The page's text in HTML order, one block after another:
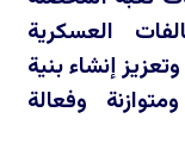
العسكرية
إنشاء بنية
وفعالة